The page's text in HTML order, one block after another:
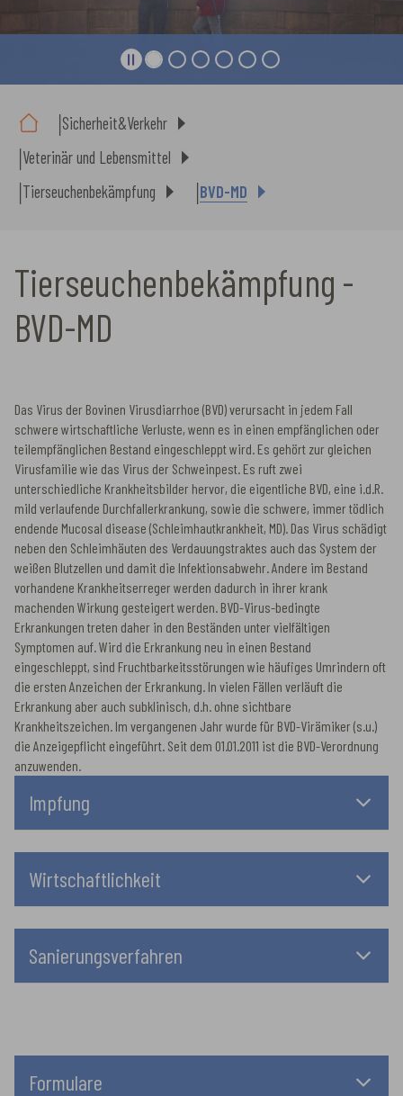
Sicherheit&Verkehr
Veterinär und Lebensmittel
Tierseuchenbekämpfung
BVD-MD
Tierseuchenbekämpfung -
BVD-MD
Das Virus der Bovinen Virusdiarrhoe (BVD) verursacht in jedem Fall
schwere wirtschaftliche Verluste, wenn es in einen empfänglichen oder
teilempfänglichen Bestand eingeschleppt wird. Es gehört zur gleichen
Virusfamilie wie das Virus der Schweinpest. Es ruft zwei
unterschiedliche Krankheitsbilder hervor, die eigentliche BVD, eine i.d.R.
mild verlaufende Durchfallerkrankung, sowie die schwere, immer tödlich
endende Mucosal disease (Schleimhautkrankheit, MD). Das Virus schädigt
neben den Schleimhäuten des Verdauungstraktes auch das System der
weißen Blutzellen und damit die Infektionsabwehr. Andere im Bestand
vorhandene Krankheitserreger werden dadurch in ihrer krank
machenden Wirkung gesteigert werden. BVD-Virus-bedingte
Erkrankungen treten daher in den Beständen unter vielfältigen
Symptomen auf. Wird die Erkrankung neu in einen Bestand
eingeschleppt, sind Fruchtbarkeitsstörungen wie häufiges Umrindern oft
die ersten Anzeichen der Erkrankung. In vielen Fällen verläuft die
Erkrankung aber auch subklinisch, d.h. ohne sichtbare
Krankheitszeichen. Im vergangenen Jahr wurde für BVD-Virämiker (s.u.)
die Anzeigepflicht eingeführt. Seit dem 01.01.2011 ist die BVD-Verordnung
anzuwenden.
Impfung
Wirtschaftlichkeit
Sanierungsverfahren
Formulare